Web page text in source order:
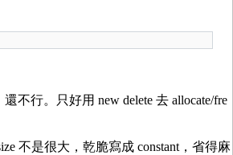
不行。只好用 new delete 去 allocate/fre
不是很大，乾脆寫成 constant，省得麻